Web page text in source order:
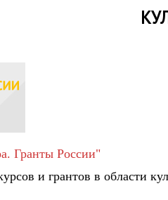
Гранты России"
и грантов в области